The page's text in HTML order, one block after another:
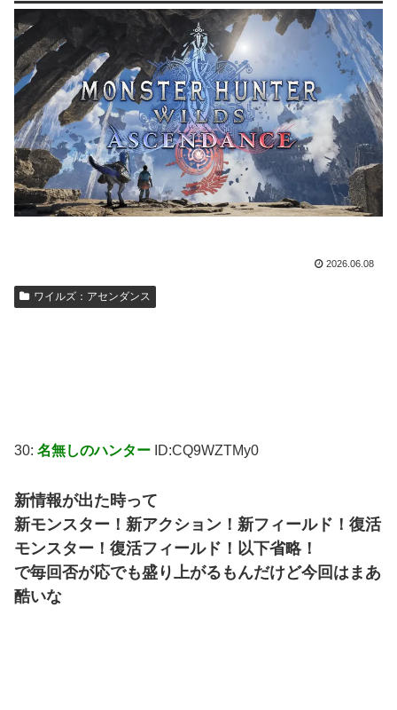
2026.06.08
ワイルズ：アセンダンス
30: 名無しのハンター ID:CQ9WZTMy0
新情報が出た時って
新モンスター！新アクション！新フィールド！復活
モンスター！復活フィールド！以下省略！
で毎回否が応でも盛り上がるもんだけど今回はまあ
酷いな